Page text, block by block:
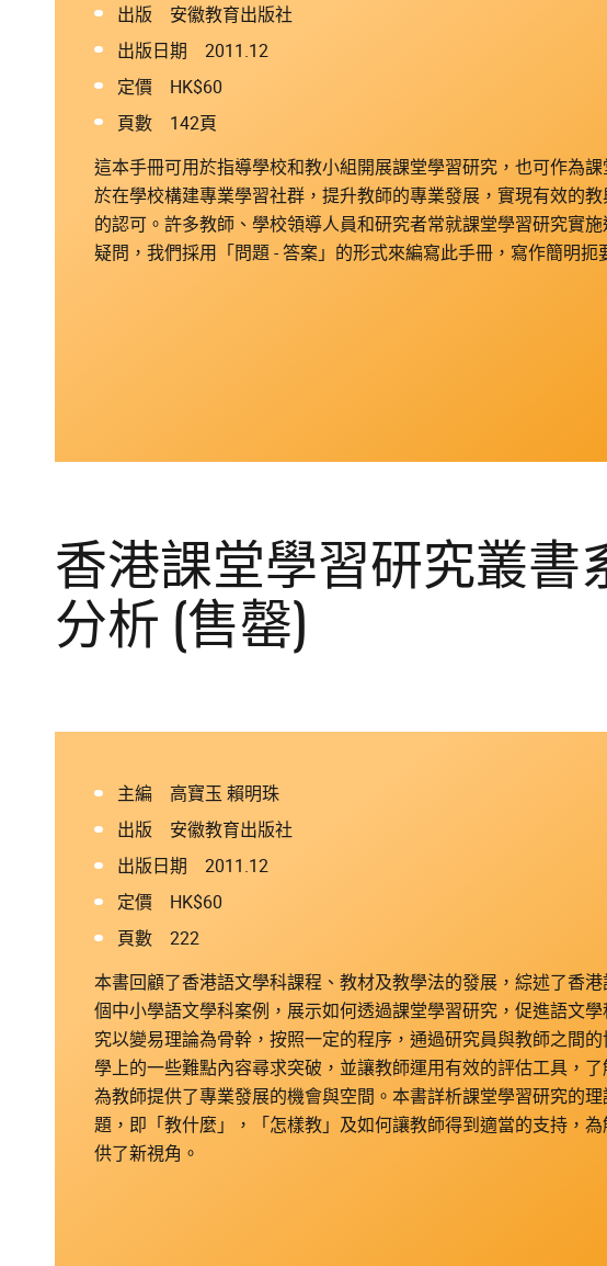
出版 安徽教育出版社
出版日期 2011.12
定價 HK$60
頁數 142頁
這本手冊可用於指導學校和教小組開展課堂學習研究，也可作為
於在學校構建專業學習社群，提升教師的專業發展，實現有效的
的認可。許多教師、學校領導人員和研究者常就課堂學習研究實
疑問，我們採用「問題 - 答案」的形式來編寫此手冊，寫作簡明扼
香港課堂學習研究叢
分析 (售罄)
主編 高寶玉 賴明珠
出版 安徽教育出版社
出版日期 2011.12
定價 HK$60
頁數 222
本書回顧了香港語文學科課程、教材及教學法的發展，綜述了香
個中小學語文學科案例，展示如何透過課堂學習研究，促進語文
究以變易理論為骨幹，按照一定的程序，通過研究員與教師之間
學上的一些難點內容尋求突破，並讓教師運用有效的評估工具，
為教師提供了專業發展的機會與空間。本書詳析課堂學習研究的
題，即「教什麼」，「怎樣教」及如何讓教師得到適當的支持，
供了新視角。